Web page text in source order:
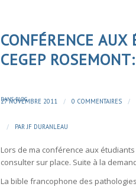
CONFÉRENCE
CEGEP
27 NOVEMBRE 2011 / 0 COMMENTAIRES /
DANSBLOG
/ PAR JF DURANLEAU
Lors de ma conférence aux
consulter sur place. Suite à la
La bible francophone des